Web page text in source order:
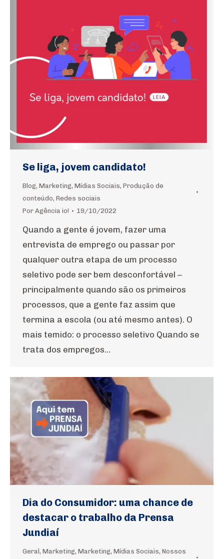
Se liga, jovem candidato!
Blog, Marketing, Mídias Sociais, Produção de
conteúdo, Redes sociais
Por Agência io! 19/10/2022
Quando a gente é jovem, fazer uma
entrevista de emprego ou passar por
qualquer outra etapa de um processo
seletivo pode ser bem desconfortável –
principalmente quando são os primeiros
processos, que a gente faz assim que
termina a escola (ou até mesmo antes). O
mais temido: o processo seletivo Quando se
trata dos empregos…
Dia do Consumidor: uma chance de
destacar o trabalho da Prensa
Jundiaí
Geral , Marketing, Marketing, Mídias Sociais, Nossos